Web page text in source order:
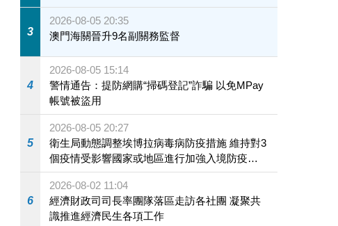
3
2026-08-05 20:35
澳門海關晉升9名副關務監督
4
2026-08-05 15:14
警情通告：提防網購“掃碼登記”詐騙 以免MPay
帳號被盜用
5
2026-08-05 20:27
衛生局動態調整埃博拉病毒病防疫措施 維持對3
個疫情受影響國家或地區進行加強入境防疫措
施
6
2026-08-02 11:04
經濟財政司司長率團隊落區走訪各社團 凝聚共
識推進經濟民生各項工作